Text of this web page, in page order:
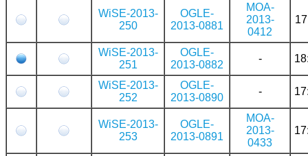
WiSE-2013-
250
OGLE-
2013-0881
MOA-
2013-
0412
WiSE-2013-
251
OGLE-
2013-0882
-
WiSE-2013-
252
OGLE-
2013-0890
-
WiSE-2013-
253
OGLE-
2013-0891
MOA-
2013-
0433